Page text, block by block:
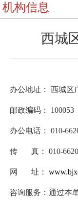
机构信息
西城
办公地址： 西城区
邮政编码： 100053
办公电话： 010-
传 真： 010-
网 址：
咨询服务：通过本